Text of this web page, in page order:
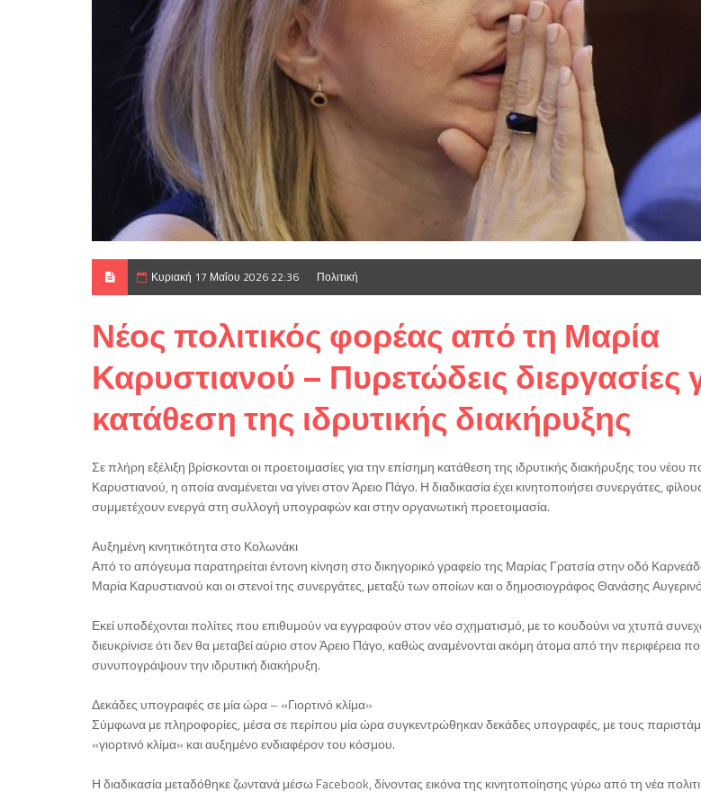
Κυριακή 17 Μαΐου 2026 22:36 Πολιτική
Νέος πολιτικός φορέας από τη Μαρία
Καρυστιανού – Πυρετώδεις διεργασίες
κατάθεση της ιδρυτικής διακήρυξης
Σε πλήρη εξέλιξη βρίσκονται οι προετοιμασίες για την επίσημη κατάθεση της ιδρυτικής διακήρυξης του νέου
Καρυστιανού, η οποία αναμένεται να γίνει στον Άρειο Πάγο. Η διαδικασία έχει κινητοποιήσει συνεργάτες,
συμμετέχουν ενεργά στη συλλογή υπογραφών και στην οργανωτική προετοιμασία.
Αυξημένη κινητικότητα στο Κολωνάκι
Από το απόγευμα παρατηρείται έντονη κίνηση στο δικηγορικό γραφείο της Μαρίας Γρατσία στην οδό
Μαρία Καρυστιανού και οι στενοί της συνεργάτες, μεταξύ των οποίων και ο δημοσιογράφος Θανάσης
Εκεί υποδέχονται πολίτες που επιθυμούν να εγγραφούν στον νέο σχηματισμό, με το κουδούνι να χτυπά
διευκρίνισε ότι δεν θα μεταβεί αύριο στον Άρειο Πάγο, καθώς αναμένονται ακόμη άτομα από την περιφέρεια
συνυπογράψουν την ιδρυτική διακήρυξη.
Δεκάδες υπογραφές σε μία ώρα – «Γιορτινό κλίμα»
Σύμφωνα με πληροφορίες, μέσα σε περίπου μία ώρα συγκεντρώθηκαν δεκάδες υπογραφές, με τους
«γιορτινό κλίμα» και αυξημένο ενδιαφέρον του κόσμου.
Η διαδικασία μεταδόθηκε ζωντανά μέσω Facebook, δίνοντας εικόνα της κινητοποίησης γύρω από τη νέα